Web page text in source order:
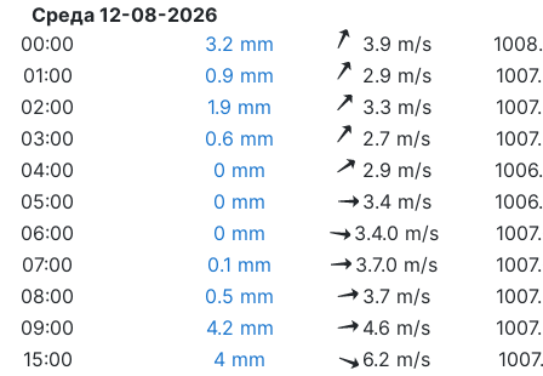
Среда 12-08-2026
00:00
3.2 mm 3.9 m/s
01:00
0.9 mm 2.9 m/s
02:00
1.9 mm 3.3 m/s
03:00
0.6 mm 2.7 m/s
04:00
0 mm 2.9 m/s
05:00
0 mm 3.4 m/s
06:00
0 mm 3.4.0 m/s
07:00
0.1 mm 3.7.0 m/s
08:00
0.5 mm 3.7 m/s
09:00
4.2 mm 4.6 m/s
15:00
4 mm 6.2 m/s